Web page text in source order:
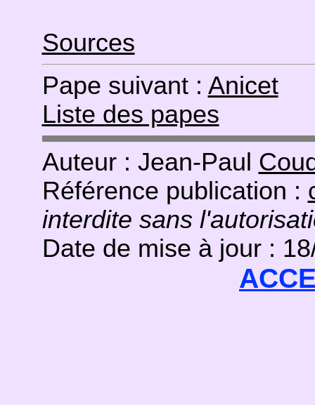
Sources
Pape suivant : Anicet
Liste des papes
Auteur : Jean-Paul
Référence publication :
interdite sans
Date de mise à jour :